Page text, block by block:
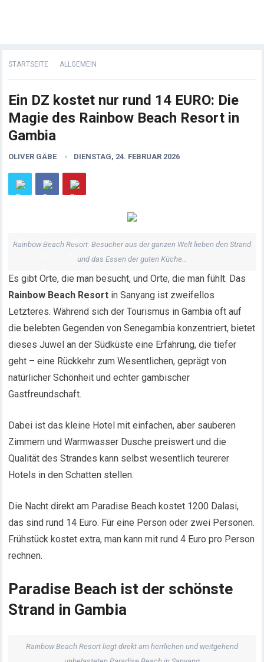
STARTSEITE ALLGEMEIN
Ein DZ kostet nur rund 14 EURO: Die
Magie des Rainbow Beach Resort in
Gambia
OLIVER GÄBE DIENSTAG, 24. FEBRUAR 2026
Rainbow Beach Resort: Besucher aus der ganzen Welt lieben den Strand
und das Essen der guten Küche…
Es gibt Orte, die man besucht, und Orte, die man fühlt. Das
Rainbow Beach Resort in Sanyang ist zweifellos
Letzteres. Während sich der Tourismus in Gambia oft auf
die belebten Gegenden von Senegambia konzentriert, bietet
dieses Juwel an der Südküste eine Erfahrung, die tiefer
geht – eine Rückkehr zum Wesentlichen, geprägt von
natürlicher Schönheit und echter gambischer
Gastfreundschaft.
Dabei ist das kleine Hotel mit einfachen, aber sauberen
Zimmern und Warmwasser Dusche preiswert und die
Qualität des Strandes kann selbst wesentlich teurerer
Hotels in den Schatten stellen.
Die Nacht direkt am Paradise Beach kostet 1200 Dalasi,
das sind rund 14 Euro. Für eine Person oder zwei Personen.
Frühstück kostet extra, man kann mit rund 4 Euro pro Person
rechnen.
Paradise Beach ist der schönste
Strand in Gambia
Rainbow Beach Resort liegt direkt am herrlichen und weitgehend